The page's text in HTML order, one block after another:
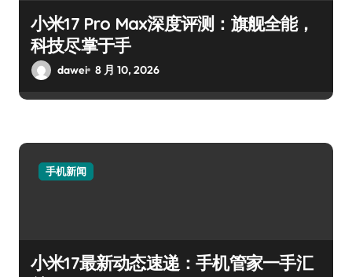
小米17 Pro Max深度评测：旗舰全能，
科技尽掌于手
dawei 8 月 10, 2026
手机新闻
小米17最新动态速递：手机管家一手汇